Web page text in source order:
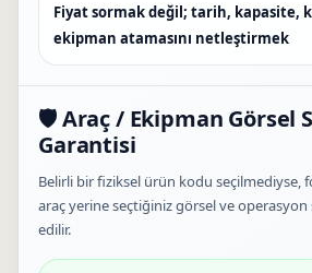
Fiyat sormak değil; tarih, kapasite,
ekipman atamasını netleştirmek
🛡️ Araç / Ekipman Görsel
Garantisi
Belirli bir fiziksel ürün kodu seçilmediyse,
araç yerine seçtiğiniz görsel ve
edilir.